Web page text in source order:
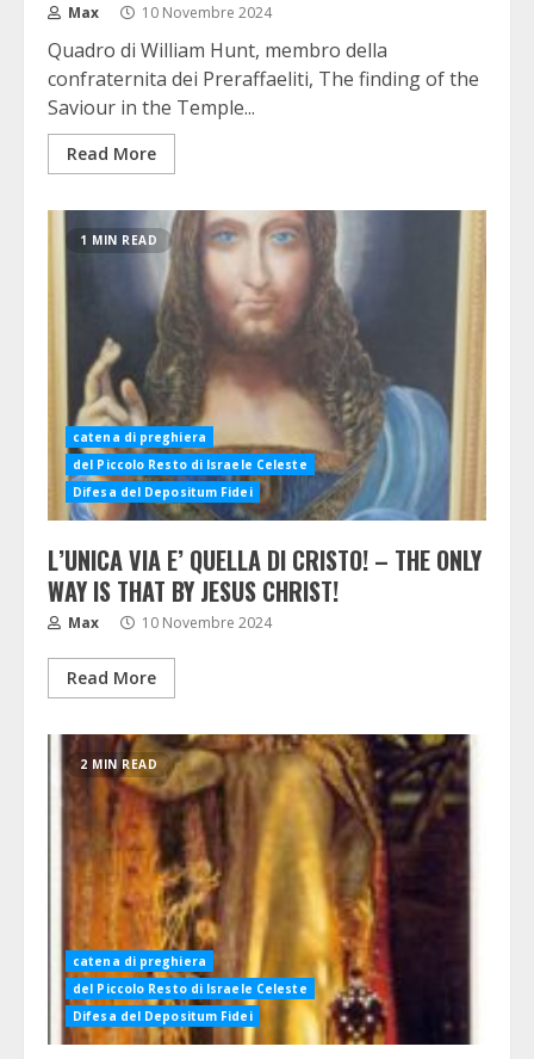
Max 10 Novembre 2024
Quadro di William Hunt, membro della
confraternita dei Preraffaeliti, The finding of the
Saviour in the Temple...
Read More
1 MIN READ
catena di preghiera
del Piccolo Resto di Israele Celeste
Difesa del Depositum Fidei
L’UNICA VIA E’ QUELLA DI CRISTO! – THE ONLY
WAY IS THAT BY JESUS CHRIST!
Max 10 Novembre 2024
Read More
2 MIN READ
catena di preghiera
del Piccolo Resto di Israele Celeste
Difesa del Depositum Fidei